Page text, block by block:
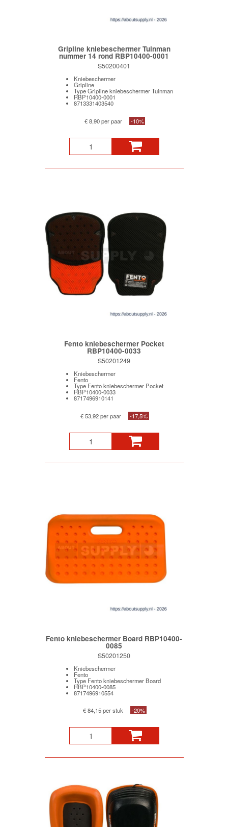
Gripline kniebeschermer Tuinman
nummer 14 rond RBP10400-0001
S50200401
Kniebeschermer
Gripline
Type Gripline kniebeschermer Tuinman
RBP10400-0001
8713331403540
€ 8,90 per paar -10%
Fento kniebeschermer Pocket
RBP10400-0033
S50201249
Kniebeschermer
Fento
Type Fento kniebeschermer Pocket
RBP10400-0033
8717496910141
€ 53,92 per paar -17,5%
Fento kniebeschermer Board RBP10400-
0085
S50201250
Kniebeschermer
Fento
Type Fento kniebeschermer Board
RBP10400-0085
8717496910554
€ 84,15 per stuk -20%